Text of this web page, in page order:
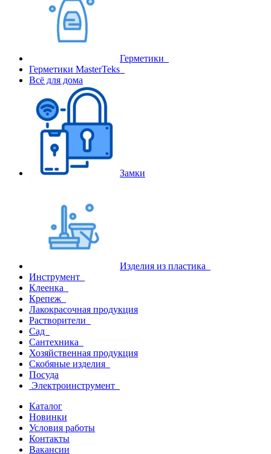
Герметики
Герметики MasterTeks
Всё для дома
Замки
Изделия из пластика
Инструмент
Клеенка
Крепеж
Лакокрасочная продукция
Растворители
Сад
Сантехника
Хозяйственная продукция
Скобяные изделия
Посуда
Электроинструмент
Каталог
Новинки
Условия работы
Контакты
Вакансии